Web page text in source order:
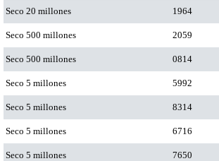
Seco 20 millones 1964
Seco 500 millones 2059
Seco 500 millones 0814
Seco 5 millones 5992
Seco 5 millones 8314
Seco 5 millones 6716
Seco 5 millones 7650